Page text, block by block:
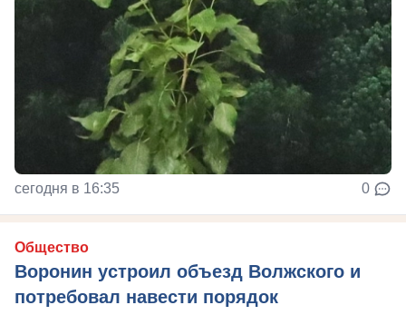
сегодня в 16:35 0
Общество
Воронин устроил объезд Волжского и
потребовал навести порядок